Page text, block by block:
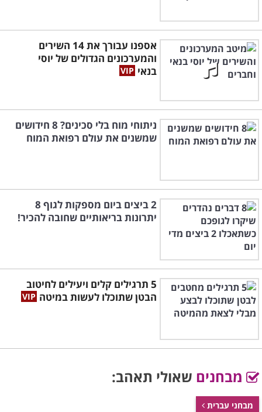
אספנו עבורך את 14 השירים
והמערכונים הגדולים של יוסי
בנאי
ניתוחי מוח בלי סכינים? 8 חידושים
שמשנים את עולם רפואת המוח
2 ביצים ביום מספקות לגוף 8
יתרונות בריאותיים שחובה להכיר!
5 תרגילים קלים ויעילים לחיטוב
הבטן שתוכלו לעשות במיטה
מבחנים שאולי תאהב:
מבחני עברית